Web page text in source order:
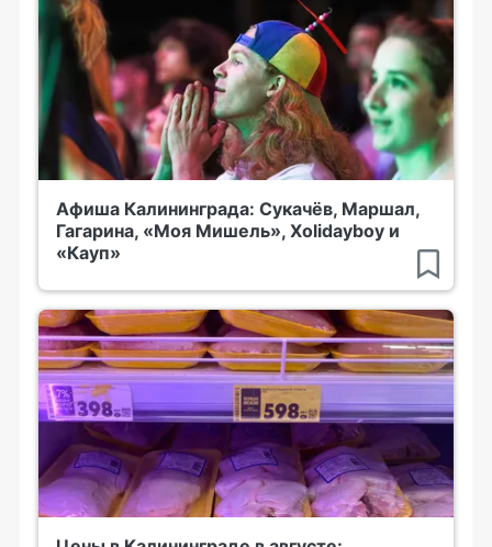
Афиша Калининграда: Сукачёв, Маршал,
Гагарина, «Моя Мишель», Xolidayboy и
«Кауп»